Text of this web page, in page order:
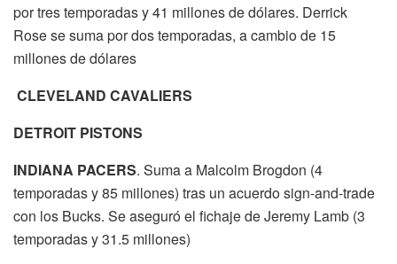
por tres temporadas y 41 millones de dólares. Derrick
Rose se suma por dos temporadas, a cambio de 15
millones de dólares
CLEVELAND CAVALIERS
DETROIT PISTONS
INDIANA PACERS. Suma a Malcolm Brogdon (4
temporadas y 85 millones) tras un acuerdo sign-and-trade
con los Bucks. Se aseguró el fichaje de Jeremy Lamb (3
temporadas y 31.5 millones)